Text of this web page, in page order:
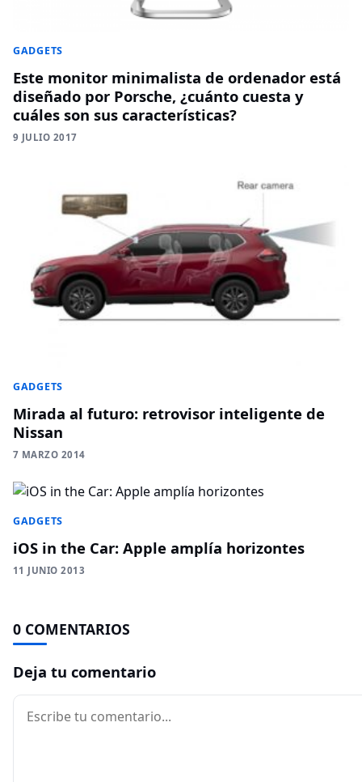
GADGETS
Este monitor minimalista de ordenador está
diseñado por Porsche, ¿cuánto cuesta y
cuáles son sus características?
9 JULIO 2017
GADGETS
Mirada al futuro: retrovisor inteligente de
Nissan
7 MARZO 2014
GADGETS
iOS in the Car: Apple amplía horizontes
11 JUNIO 2013
0 COMENTARIOS
Deja tu comentario
Comentario